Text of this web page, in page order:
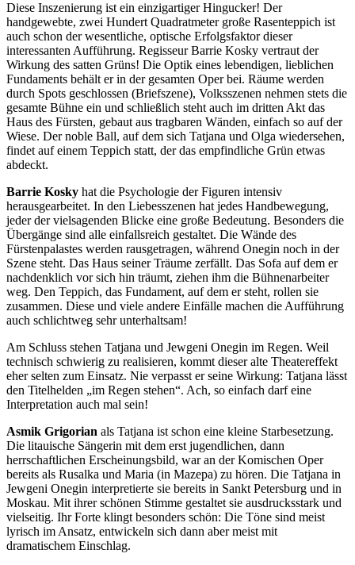
Diese Inszenierung ist ein einzigartiger Hingucker! Der
handgewebte, zwei Hundert Quadratmeter große Rasenteppich ist
auch schon der wesentliche, optische Erfolgsfaktor dieser
interessanten Aufführung. Regisseur Barrie Kosky vertraut der
Wirkung des satten Grüns! Die Optik eines lebendigen, lieblichen
Fundaments behält er in der gesamten Oper bei. Räume werden
durch Spots geschlossen (Briefszene), Volksszenen nehmen stets die
gesamte Bühne ein und schließlich steht auch im dritten Akt das
Haus des Fürsten, gebaut aus tragbaren Wänden, einfach so auf der
Wiese. Der noble Ball, auf dem sich Tatjana und Olga wiedersehen,
findet auf einem Teppich statt, der das empfindliche Grün etwas
abdeckt.
Barrie Kosky hat die Psychologie der Figuren intensiv
herausgearbeitet. In den Liebesszenen hat jedes Handbewegung,
jeder der vielsagenden Blicke eine große Bedeutung. Besonders die
Übergänge sind alle einfallsreich gestaltet. Die Wände des
Fürstenpalastes werden rausgetragen, während Onegin noch in der
Szene steht. Das Haus seiner Träume zerfällt. Das Sofa auf dem er
nachdenklich vor sich hin träumt, ziehen ihm die Bühnenarbeiter
weg. Den Teppich, das Fundament, auf dem er steht, rollen sie
zusammen. Diese und viele andere Einfälle machen die Aufführung
auch schlichtweg sehr unterhaltsam!
Am Schluss stehen Tatjana und Jewgeni Onegin im Regen. Weil
technisch schwierig zu realisieren, kommt dieser alte Theatereffekt
eher selten zum Einsatz. Nie verpasst er seine Wirkung: Tatjana lässt
den Titelhelden „im Regen stehen“. Ach, so einfach darf eine
Interpretation auch mal sein!
Asmik Grigorian als Tatjana ist schon eine kleine Starbesetzung.
Die litauische Sängerin mit dem erst jugendlichen, dann
herrschaftlichen Erscheinungsbild, war an der Komischen Oper
bereits als Rusalka und Maria (in Mazepa) zu hören. Die Tatjana in
Jewgeni Onegin interpretierte sie bereits in Sankt Petersburg und in
Moskau. Mit ihrer schönen Stimme gestaltet sie ausdrucksstark und
vielseitig. Ihr Forte klingt besonders schön: Die Töne sind meist
lyrisch im Ansatz, entwickeln sich dann aber meist mit
dramatischem Einschlag.